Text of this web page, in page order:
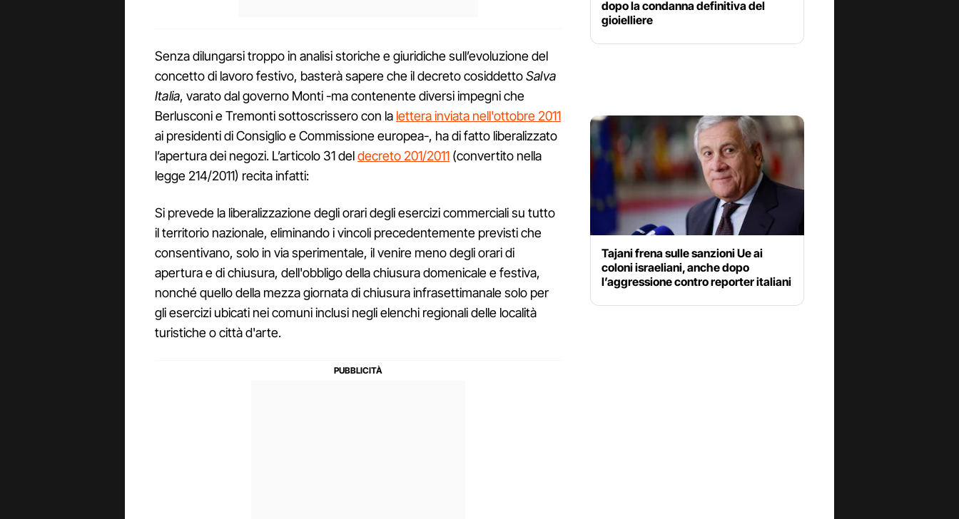
Senza dilungarsi troppo in analisi storiche e giuridiche sull’evoluzione del
concetto di lavoro festivo, basterà sapere che il decreto cosiddettoSalva
Italia, varato dal governo Monti -ma contenente diversi impegni che
Berlusconi e Tremonti sottoscrissero con la lettera inviata nell'ottobre 2011
ai presidenti di Consiglio e Commissione europea-, ha di fatto liberalizzato
l’apertura dei negozi. L’articolo 31 deldecreto 201/2011 (convertito nella
legge 214/2011) recita infatti:
Si prevede la liberalizzazione degli orari degli esercizi commerciali su tutto
il territorio nazionale, eliminando i vincoli precedentemente previsti che
consentivano, solo in via sperimentale, il venire meno degli orari di
apertura e di chiusura, dell'obbligo della chiusura domenicale e festiva,
nonché quello della mezza giornata di chiusura infrasettimanale solo per
gli esercizi ubicati nei comuni inclusi negli elenchi regionali delle località
turistiche o città d'arte.
dopo la condanna definitiva del
gioielliere
Tajani frena sulle sanzioni Ue ai
coloni israeliani, anche dopo
l’aggressione contro reporter italiani